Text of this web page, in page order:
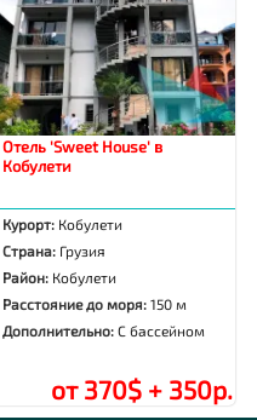
Отель 'Sweet House' в
Кобулети
Курорт: Кобулети
Страна: Грузия
Район: Кобулети
Расстояние до моря:150 м
Дополнительно:С бассейном
от 370$ + 350р.